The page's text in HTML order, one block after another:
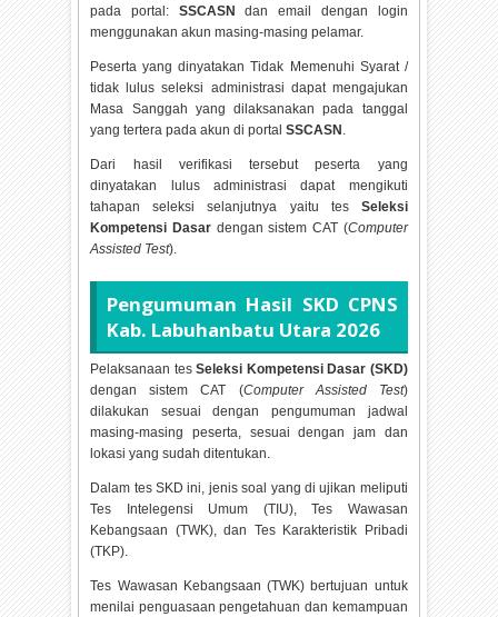
pada portal: SSCASN
dan email dengan login
menggunakan akun masing-masing pelamar.
Peserta yang dinyatakan Tidak Memenuhi Syarat /
tidak lulus seleksi administrasi dapat mengajukan
Masa Sanggah yang dilaksanakan pada tanggal
yang tertera pada akun di portalSSCASN .
Dari hasil verifikasi tersebut peserta yang
dinyatakan lulus administrasi dapat mengikuti
tahapan seleksi selanjutnya yaitu tes Seleksi
Kompetensi Dasar dengan sistem CAT (Computer
Assisted Test).
Pengumuman Hasil SKD CPNS
Kab. Labuhanbatu Utara 2026
Pelaksanaan tesSeleksi Kompetensi Dasar (SKD)
dengan sistem CAT (Computer Assisted Test)
dilakukan sesuai dengan pengumuman jadwal
masing-masing peserta, sesuai dengan jam dan
lokasi yang sudah ditentukan.
Dalam tes SKD ini, jenis soal yang di ujikan meliputi
Tes Intelegensi Umum (TIU), Tes Wawasan
Kebangsaan (TWK), dan Tes Karakteristik Pribadi
(TKP).
Tes Wawasan Kebangsaan (TWK) bertujuan untuk
menilai penguasaan pengetahuan dan kemampuan